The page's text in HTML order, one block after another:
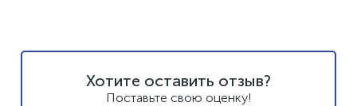
Хотите оставить отзыв?
Поставьте свою оценку!